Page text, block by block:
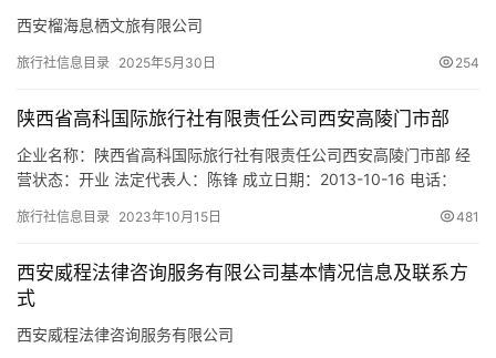
城
市
西安榴海息栖文旅有限公司
旅行社信息目录 2025年5月30日 254
陕西省高科国际旅行社有限责任公司西安高陵门市部
企业名称：陕西省高科国际旅行社有限责任公司西安高陵门市部 经
营状态：开业 法定代表人：陈锋 成立日期：2013-10-16 电话：
91610117MA6U2W6444 注册地址：高陵县南新街97号 网址：-
票；会议服务。…
旅行社信息目录 2023年10月15日 481
西安威程法律咨询服务有限公司基本情况信息及联系方
式
西安威程法律咨询服务有限公司